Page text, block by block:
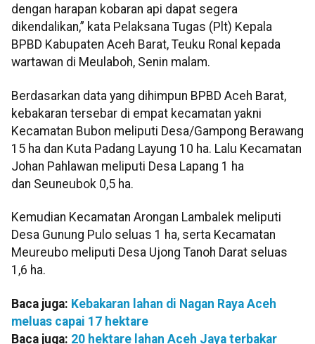
dengan harapan kobaran api dapat segera
dikendalikan,” kata Pelaksana Tugas (Plt) Kepala
BPBD Kabupaten Aceh Barat, Teuku Ronal kepada
wartawan di Meulaboh, Senin malam.
Berdasarkan data yang dihimpun BPBD Aceh Barat,
kebakaran tersebar di empat kecamatan yakni
Kecamatan Bubon meliputi Desa/Gampong Berawang
15 ha dan Kuta Padang Layung 10 ha. Lalu Kecamatan
Johan Pahlawan meliputi Desa Lapang 1 ha
dan Seuneubok 0,5 ha.
Kemudian Kecamatan Arongan Lambalek meliputi
Desa Gunung Pulo seluas 1 ha, serta Kecamatan
Meureubo meliputi Desa Ujong Tanoh Darat seluas
1,6 ha.
Baca juga: Kebakaran lahan di Nagan Raya Aceh
meluas capai 17 hektare
Baca juga: 20 hektare lahan Aceh Jaya terbakar